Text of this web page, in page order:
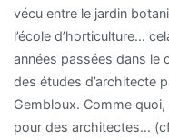
vécu entre le jardin
l’école d’horticulture…
années passées dans le
des études d’architecte
Gembloux. Comme
pour des architectes…